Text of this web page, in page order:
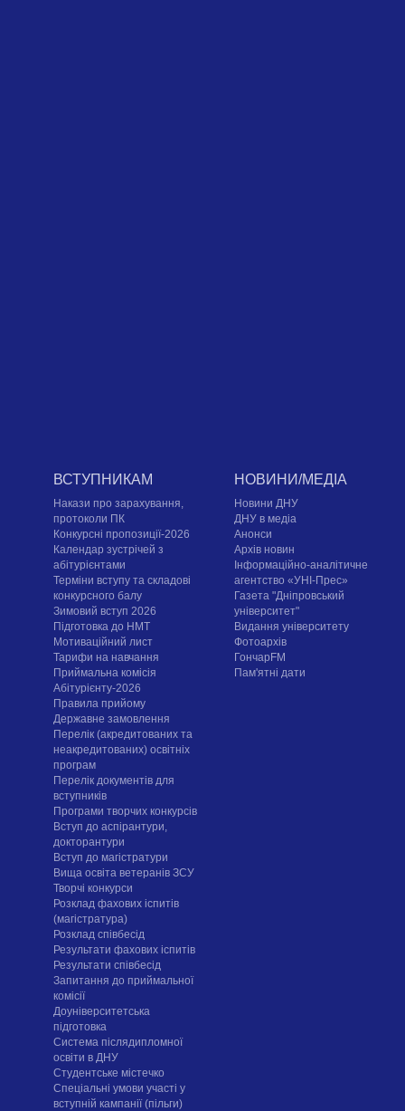
ВСТУПНИКАМ
Накази про зарахування,
протоколи ПК
Конкурсні пропозиції-2026
Календар зустрічей з
абітурієнтами
Терміни вступу та складові
конкурсного балу
Зимовий вступ 2026
Підготовка до НМТ
Мотиваційний лист
Тарифи на навчання
Приймальна комісія
Абітурієнту-2026
Правила прийому
Державне замовлення
Перелік (акредитованих та
неакредитованих) освітніх
програм
Перелік документів для
вступників
Програми творчих конкурсiв
Вступ до аспірантури,
докторантури
Вступ до магістратури
Вища освіта ветеранів ЗСУ
Творчі конкурси
Розклад фахових іспитів
(магістратура)
Розклад співбесід
Результати фахових іспитів
Результати співбесід
Запитання до приймальної
комісії
Доуніверситетська
підготовка
Система післядипломної
освіти в ДНУ
Cтудентське містечко
Спеціальні умови участі у
вступній кампанії (пільги)
НОВИНИ/МЕДІА
Новини ДНУ
ДНУ в медіа
Анонси
Архів новин
Інформаційно-аналітичне
агентство «УНІ-Прес»
Газета "Дніпровський
університет"
Видання університету
Фотоархів
ГончарFM
Пам'ятні дати